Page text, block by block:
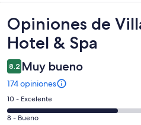
Opiniones
Opiniones de
Hotel & Spa
8.2 Muy bueno
174 opiniones
Puntuación
de
10 - Excelente
Puntuación
8 - Bueno